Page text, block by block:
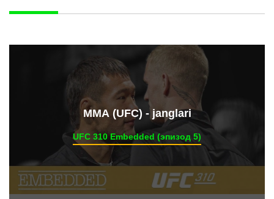
ММА (UFC) - janglari
UFC 310 Embedded (эпизод 5)